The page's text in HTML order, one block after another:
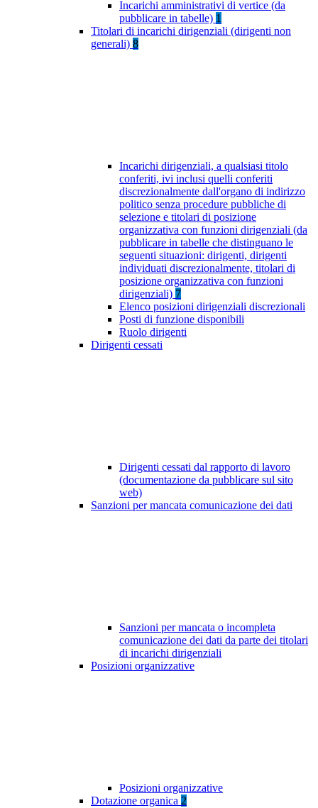
Incarichi amministrativi di vertice (da
pubblicare in tabelle) 1
Titolari di incarichi dirigenziali (dirigenti non
generali) 8
Incarichi dirigenziali, a qualsiasi titolo
conferiti, ivi inclusi quelli conferiti
discrezionalmente dall'organo di indirizzo
politico senza procedure pubbliche di
selezione e titolari di posizione
organizzativa con funzioni dirigenziali (da
pubblicare in tabelle che distinguano le
seguenti situazioni: dirigenti, dirigenti
individuati discrezionalmente, titolari di
posizione organizzativa con funzioni
dirigenziali) 7
Elenco posizioni dirigenziali discrezionali
Posti di funzione disponibili
Ruolo dirigenti
Dirigenti cessati
Dirigenti cessati dal rapporto di lavoro
(documentazione da pubblicare sul sito
web)
Sanzioni per mancata comunicazione dei dati
Sanzioni per mancata o incompleta
comunicazione dei dati da parte dei titolari
di incarichi dirigenziali
Posizioni organizzative
Posizioni organizzative
Dotazione organica 2